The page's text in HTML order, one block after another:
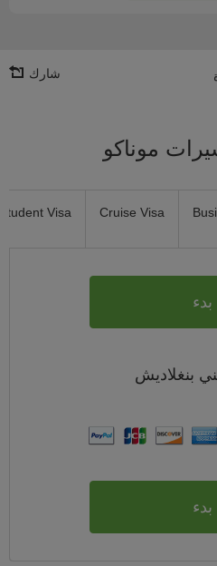
شارك
موناكو
Cruise Visa
Student Visa
بدء
بنغلاديش
بدء